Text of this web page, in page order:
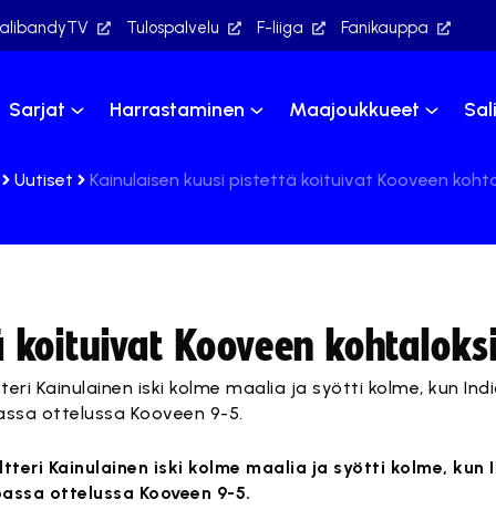
Tulospalvelu F-liiga Fanikauppa
Sarjat Harrastaminen Maajoukkueet
Uutiset Kainulaisen kuusi pistettä koituivat Kooveen
Kooveen
Kainulainen iski kolme maalia ja syötti kolme, kun
ottelussa Kooveen 9-5.
Kainulainen iski kolme maalia ja syötti kolme, kun
ottelussa Kooveen 9-5.